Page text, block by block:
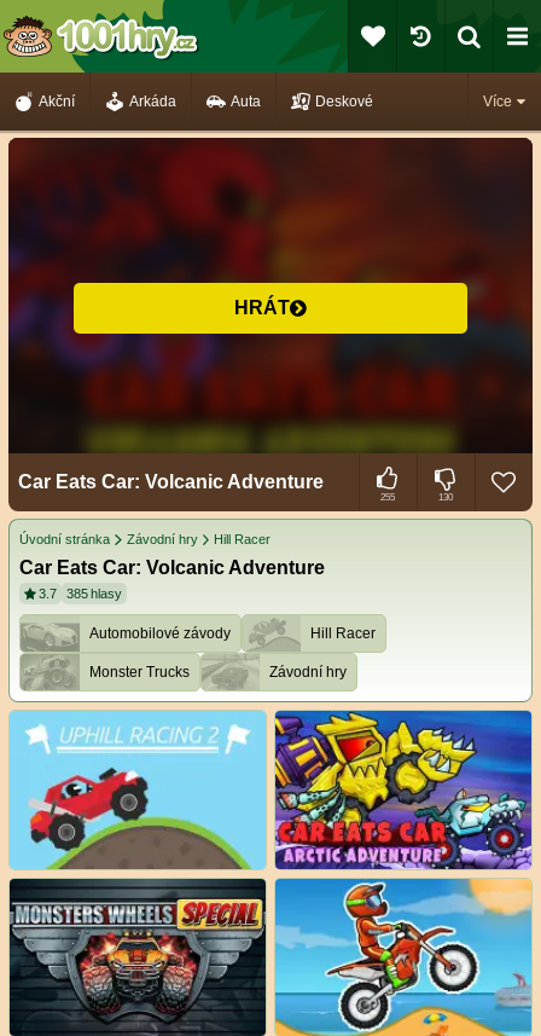
Více
Akční Arkáda Auta Deskové
HRÁT
Car Eats Car: Volcanic Adventure
255 130
Úvodní stránka Závodní hry Hill Racer
Car Eats Car: Volcanic Adventure
3.7 385 hlasy
Automobilové závody Hill Racer
Monster Trucks Závodní hry